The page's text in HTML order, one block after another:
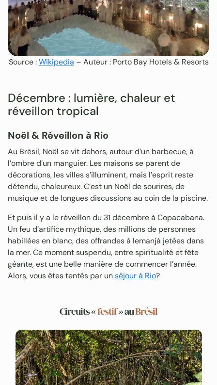
Source :Wikipedia – Auteur : Porto Bay Hotels & Resorts
Décembre : lumière, chaleur et
réveillon tropical
Noël & Réveillon à Rio
Au Brésil, Noël se vit dehors, autour d’un barbecue, à
l’ombre d’un manguier. Les maisons se parent de
décorations, les villes s’illuminent, mais l’esprit reste
détendu, chaleureux. C’est un Noël de sourires, de
musique et de longues discussions au coin de la piscine.
Et puis il y a le réveillon du 31 décembre à Copacabana.
Un feu d’artifice mythique, des millions de personnes
habillées en blanc, des offrandes à Iemanjá jetées dans
la mer. Ce moment suspendu, entre spiritualité et fête
géante, est une belle manière de commencer l’année.
Alors, vous êtes tentés par unséjour à Rio?
Circuits «festif» auBrésil